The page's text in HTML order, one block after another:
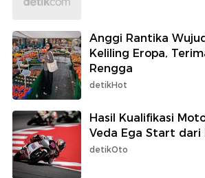
Anggi Rantika
Keliling Eropa,
Rengga
detikHot
Hasil Kualifikasi
Veda Ega Start dari
detikOto